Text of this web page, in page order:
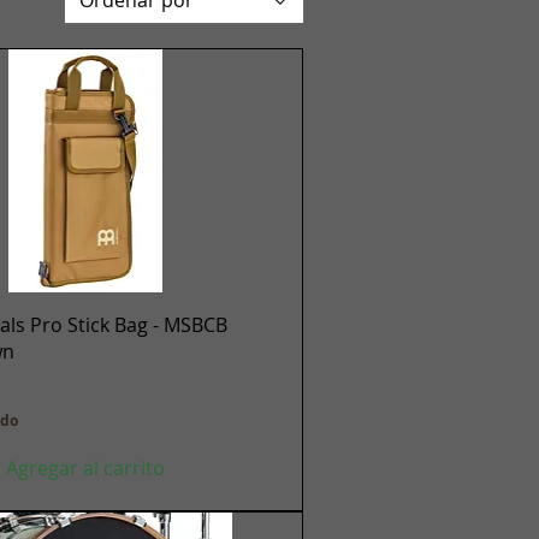
Vista rápida
Pro Stick Bag - MSBCB
Agregar al carrito